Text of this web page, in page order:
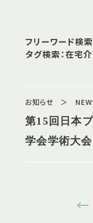
フリーワード検索
タグ検索：在宅
お知らせ ＞
第15回日本
学会学術大
←